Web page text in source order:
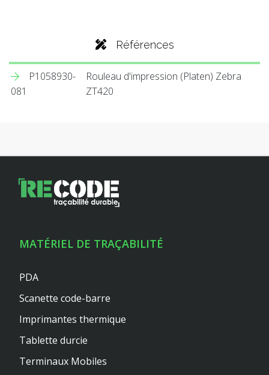
Références
P1058930-
081
Rouleau d'impression (Platen) Zebra
ZT420
MATÉRIEL DE TRAÇABILITÉ
PDA
Scanette code-barre
Imprimantes thermique
Tablette durcie
Terminaux Mobiles